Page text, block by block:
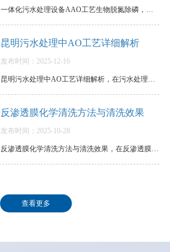
一体化污水处理设备AAO工艺生物脱氮除磷，原理、参数与运行控制全解析，在环保水处理领域，传统活…
昆明污水处理中AO工艺详细解析
发布时间：2025-12-16
昆明污水处理中AO工艺详细解析，在污水处理领域，AO工艺可谓是生物脱氮的“常青树”。它结构清晰、…
反渗透膜化学清洗方法与清洗效果
发布时间：2025-10-28
反渗透膜化学清洗方法与清洗效果，在反渗透膜污染后，我们需要通过清洗，以恢复其使用性能。各个反…
查看更多